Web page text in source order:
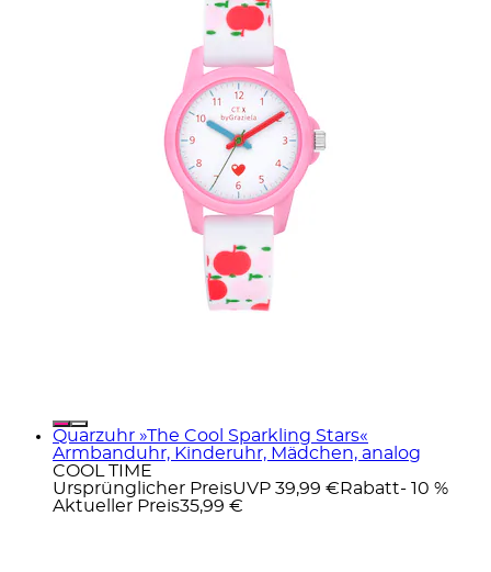
Quarzuhr »The Cool Sparkling Stars«
Armbanduhr, Kinderuhr, Mädchen, analog
COOL TIME
Ursprünglicher PreisUVP 39,99 € Rabatt- 10 %
Aktueller Preis35,99 €